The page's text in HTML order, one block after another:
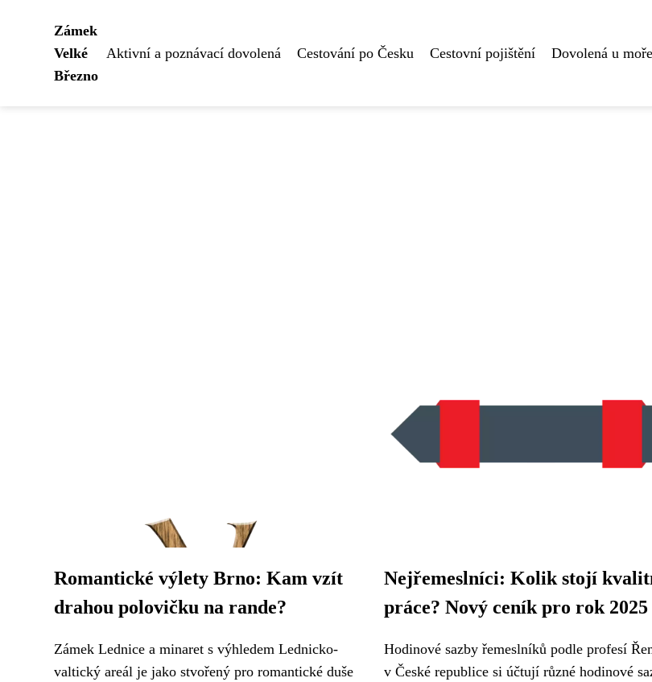
Zámek
Velké
Březno
Aktivní a poznávací dovolená Cestování po Česku Cestovní pojištění Dovolená u moře
Romantické výlety Brno: Kam vzít
drahou polovičku na rande?
Zámek Lednice a minaret s výhledem Lednicko-
valtický areál je jako stvořený pro romantické duše
Nejřemeslníci: Kolik stojí
práce? Nový ceník pro rok 2025
Hodinové sazby řemeslníků podle profesí
v České republice si účtují různé hodinové